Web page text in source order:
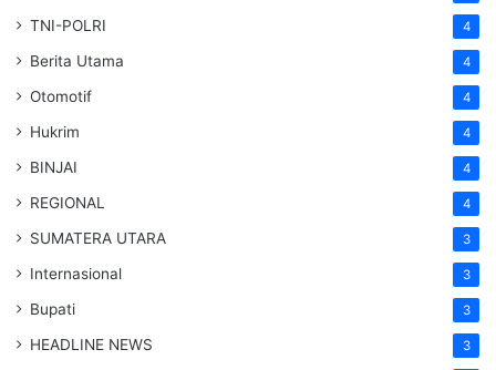
TNI-POLRI 4
Berita Utama 4
Otomotif 4
Hukrim 4
BINJAI 4
REGIONAL 4
SUMATERA UTARA 3
Internasional 3
Bupati 3
HEADLINE NEWS 3